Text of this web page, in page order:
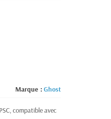
Marque : Ghost
compatible avec